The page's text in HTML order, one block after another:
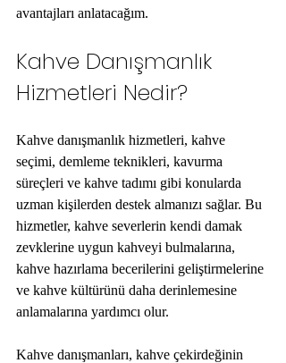
avantajları anlatacağım.
Kahve Danışmanlık
Hizmetleri Nedir?
Kahve danışmanlık hizmetleri, kahve
seçimi, demleme teknikleri, kavurma
süreçleri ve kahve tadımı gibi konularda
uzman kişilerden destek almanızı sağlar. Bu
hizmetler, kahve severlerin kendi damak
zevklerine uygun kahveyi bulmalarına,
kahve hazırlama becerilerini geliştirmelerine
ve kahve kültürünü daha derinlemesine
anlamalarına yardımcı olur.
Kahve danışmanları, kahve çekirdeğinin